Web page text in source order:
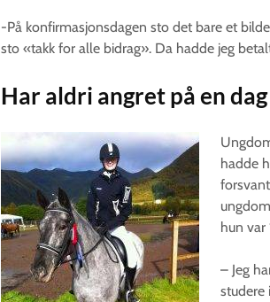
-På konfirmasjonsdagen sto det bare et
sto «takk for alle bidrag». Da hadde jeg
Har aldri angret på en
hadde
hun var
– Jeg
studere